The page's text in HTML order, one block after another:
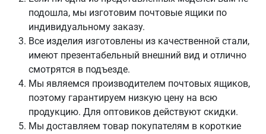
подошла, мы изготовим почтовые ящики по
индивидуальному заказу.
Все изделия изготовлены из качественной стали,
имеют презентабельный внешний вид и отлично
смотрятся в подъезде.
Мы являемся производителем почтовых ящиков,
поэтому гарантируем низкую цену на всю
продукцию. Для оптовиков действуют скидки.
Мы доставляем товар покупателям в короткие